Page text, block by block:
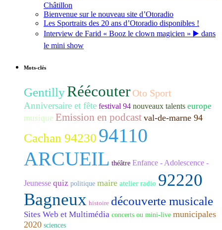
Châtillon
Bienvenue sur le nouveau site d’Otoradio
Les Sportraits des 20 ans d’Otoradio disponibles !
Interview de Farid « Booz le clown magicien » ▶️ dans
le mini show
Mots-clés
GentillyRéécouter Oto Sport
Anniversaire et fête festival 94 nouveaux talents europe
musique Emission en podcast val-de-marne 94
Cachan 94230 94110
ARCUEIL théâtre Enfance - Adolescence -
Jeunesse quiz politique maire atelier radio 92220
Bagneux histoire découverte musicale
Sites Web et Multimédia concerts ou mini-live municipales
2020 sciences